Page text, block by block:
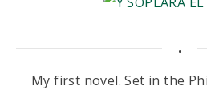
.
My first novel. Set in the